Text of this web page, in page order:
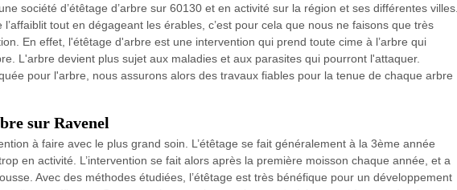
société d’étêtage d’arbre sur 60130 et en activité sur la région et ses différentes villes.
tout en dégageant les érables, c’est pour cela que nous ne faisons que très
En effet, l'étêtage d'arbre est une intervention qui prend toute cime à l’arbre qui
L'arbre devient plus sujet aux maladies et aux parasites qui pourront l'attaquer.
pour l'arbre, nous assurons alors des travaux fiables pour la tenue de chaque arbre
sur Ravenel
à faire avec le plus grand soin. L’étêtage se fait généralement à la 3ème année
en activité. L’intervention se fait alors après la première moisson chaque année, et a
Avec des méthodes étudiées, l’étêtage est très bénéfique pour un développement